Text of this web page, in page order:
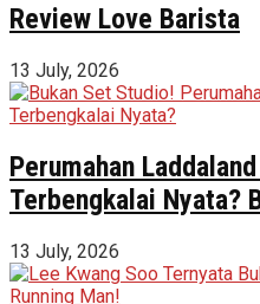
Review Love Barista
13 July, 2026
Perumahan
Terbengkalai Nyata?
13 July, 2026